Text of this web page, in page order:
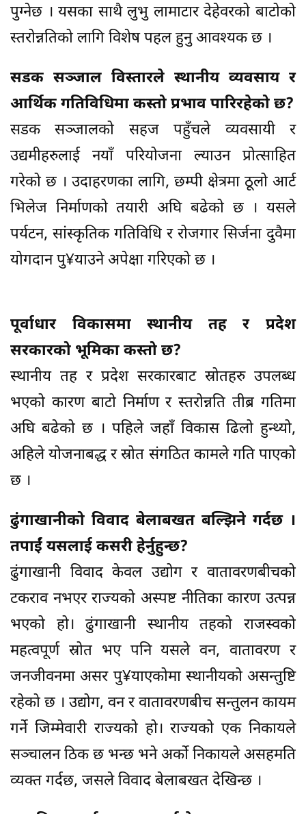
पुग्नेछ । यसका साथै लुभु लामाटार देहेवरको बाटोको
स्तरोन्नतिको लागि विशेष पहल हुनु आवश्यक छ ।
सडक सञ्जाल विस्तारले स्थानीय व्यवसाय र
आर्थिक गतिविधिमा कस्तो प्रभाव पारिरहेको छ?
सडक सञ्जालको सहज पहुँचले व्यवसायी र
उद्यमीहरुलाई नयाँ परियोजना ल्याउन प्रोत्साहित
गरेको छ । उदाहरणका लागि, छम्पी क्षेत्रमा ठूलो आर्ट
भिलेज निर्माणको तयारी अघि बढेको छ । यसले
पर्यटन, सांस्कृतिक गतिविधि र रोजगार सिर्जना दुवैमा
योगदान पु¥याउने अपेक्षा गरिएको छ ।
पूर्वाधार विकासमा स्थानीय तह र प्रदेश
सरकारको भूमिका कस्तो छ?
स्थानीय तह र प्रदेश सरकारबाट स्रोतहरु उपलब्ध
भएको कारण बाटो निर्माण र स्तरोन्नति तीब्र गतिमा
अघि बढेको छ । पहिले जहाँ विकास ढिलो हुन्थ्यो,
अहिले योजनाबद्ध र स्रोत संगठित कामले गति पाएको
छ ।
ढुंगाखानीको विवाद बेलाबखत बल्झिने गर्दछ ।
तपाईं यसलाई कसरी हेर्नुहुन्छ?
ढुंगाखानी विवाद केवल उद्योग र वातावरणबीचको
टकराव नभएर राज्यको अस्पष्ट नीतिका कारण उत्पन्न
भएको हो। ढुंगाखानी स्थानीय तहको राजस्वको
महत्वपूर्ण स्रोत भए पनि यसले वन, वातावरण र
जनजीवनमा असर पु¥याएकोमा स्थानीयको असन्तुष्टि
रहेको छ । उद्योग, वन र वातावरणबीच सन्तुलन कायम
गर्ने जिम्मेवारी राज्यको हो। राज्यको एक निकायले
सञ्चालन ठिक छ भन्छ भने अर्को निकायले असहमति
व्यक्त गर्दछ, जसले विवाद बेलाबखत देखिन्छ ।